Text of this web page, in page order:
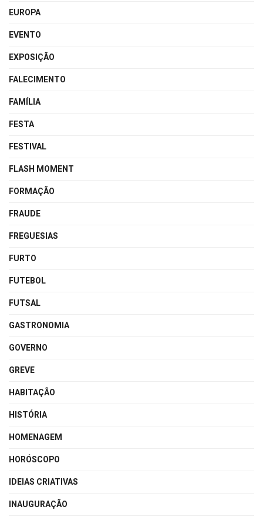
EUROPA
EVENTO
EXPOSIÇÃO
FALECIMENTO
FAMÍLIA
FESTA
FESTIVAL
FLASH MOMENT
FORMAÇÃO
FRAUDE
FREGUESIAS
FURTO
FUTEBOL
FUTSAL
GASTRONOMIA
GOVERNO
GREVE
HABITAÇÃO
HISTÓRIA
HOMENAGEM
HORÓSCOPO
IDEIAS CRIATIVAS
INAUGURAÇÃO